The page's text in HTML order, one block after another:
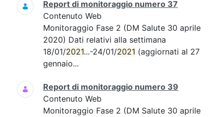
Report di monitoraggio numero 37
Contenuto Web
Monitoraggio Fase 2 (DM Salute 30 aprile
2020) Dati relativi alla settimana
18/01/2021...-24/01/2021 (aggiornati al 27
gennaio...
Report di monitoraggio numero 39
Contenuto Web
Monitoraggio Fase 2 (DM Salute 30 aprile